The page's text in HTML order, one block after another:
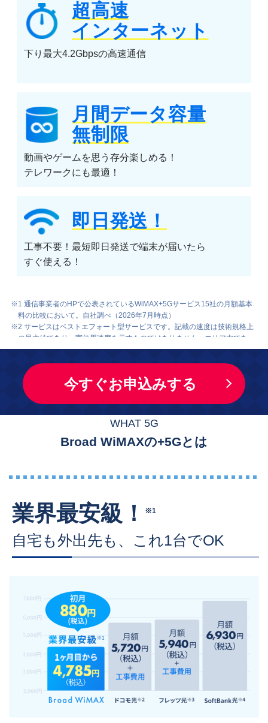
超高速
インターネット
下り最大4.2Gbpsの高速通信
月間データ容量
無制限
動画やゲームを思う存分楽しめる！
テレワークにも最適！
即日発送！
工事不要！最短即日発送で端末が届いたら
すぐ使える！
※1 通信事業者のHPで公表されているWiMAX+5Gサービス15社の月額基本
料の比較において。自社調べ（2026年7月時点）
※2 サービスはベストエフォート型サービスです。記載の速度は技術規格上
の最大値であり、実使用速度を示すものではありません。エリア内であっ
ても、お客様のご利用環境、回線の状況等により大幅に低下する場合があ
下も含め、変更になる可能性があります。
※3 一定期間内に大量のデータ通信のご利用があった場合、混雑する時間帯
の通信速度を制限する場合があります。
※4 当日発送は平日12時までの受付分となります。日曜・祝日は発送を行っ
ておりません。土曜日に即日発送ご希望の場合はお電話にてご確認お願い
今すぐお申込みする
WHAT 5G
Broad WiMAXの+5Gとは
業界最安級！ ※1
自宅も外出先も、これ1台でOK